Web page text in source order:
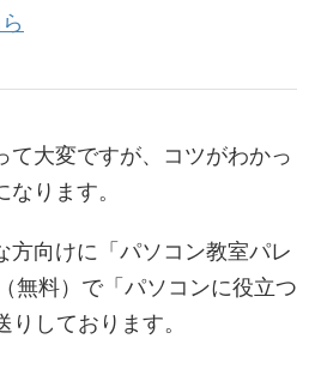
て大変ですが、コツがわかっ
ります。
方向けに「パソコン教室パレ
無料）で「パソコンに役立つ
しております。